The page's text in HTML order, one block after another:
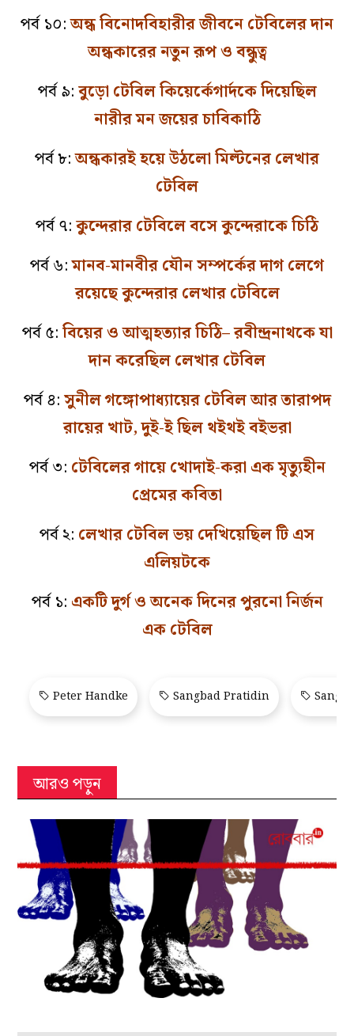
পর্ব ১০:অন্ধ বিনোদবিহারীর জীবনে টেবিলের দান
অন্ধকারের নতুন রূপ ও বন্ধুত্ব
পর্ব ৯:বুড়ো টেবিল কিয়ের্কেগার্দকে দিয়েছিল
নারীর মন জয়ের চাবিকাঠি
পর্ব ৮:অন্ধকারই হয়ে উঠলো মিল্টনের লেখার
টেবিল
পর্ব ৭:কুন্দেরার টেবিলে বসে কুন্দেরাকে চিঠি
পর্ব ৬:মানব-মানবীর যৌন সম্পর্কের দাগ লেগে
রয়েছে কুন্দেরার লেখার টেবিলে
পর্ব ৫:বিয়ের ও আত্মহত্যার চিঠি– রবীন্দ্রনাথকে যা
দান করেছিল লেখার টেবিল
পর্ব ৪:সুনীল গঙ্গোপাধ্যায়ের টেবিল আর তারাপদ
রায়ের খাট, দুই-ই ছিল থইথই বইভরা
পর্ব ৩: টেবিলের গায়ে খোদাই-করা এক মৃত্যুহীন
প্রেমের কবিতা
পর্ব ২: লেখার টেবিল ভয় দেখিয়েছিল টি এস
এলিয়টকে
পর্ব ১: একটি দুর্গ ও অনেক দিনের পুরনো নির্জন
এক টেবিল
Peter Handke Sangbad Pratidin
আরও পড়ুন